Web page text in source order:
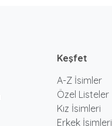
Keşfet
A-Z İsimler
Özel Listeler
Kız İsimleri
Erkek İsimleri